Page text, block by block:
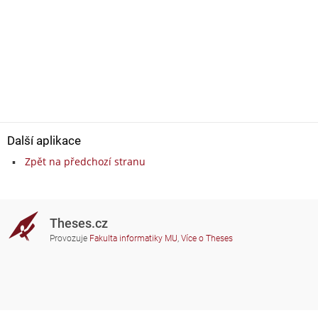
Další aplikace
Zpět na předchozí stranu
Theses.cz
Provozuje Fakulta informatiky MU, Více o Theses